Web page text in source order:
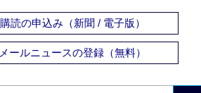
購読の申込み（新聞 / 電子版）
メールニュースの登録（無料）